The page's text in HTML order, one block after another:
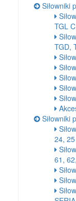
Siłowniki
TGL C
TGD,
Siłowniki
24, 25
61,